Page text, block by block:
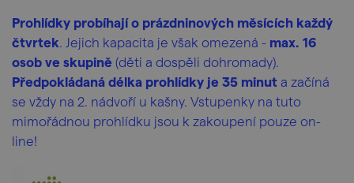
Prohlídky probíhají o prázdninových měsících každý
čtvrtek. Jejich kapacita je však omezená - max. 16
osob ve skupině (děti a dospěli dohromady).
Předpokládaná délka prohlídky je 35 minut a začíná
se vždy na 2. nádvoří u kašny. Vstupenky na tuto
mimořádnou prohlídku jsou k zakoupení pouze on-
line!